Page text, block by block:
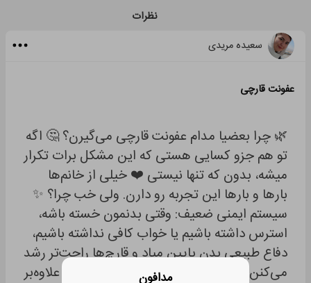
نظرات
سعیده مریدی
عفونت قارچی
🌿 چرا بعضیا مدام عفونت قارچی می‌گیرن؟ 🤔 اگه
تو هم جزو کسایی هستی که این مشکل برات تکرار
میشه، بدون که تنها نیستی ❤️ خیلی از خانم‌ها
بارها و بارها این تجربه رو دارن. ولی خب چرا؟ ✨
سیستم ایمنی ضعیف: وقتی بدنمون خسته باشه،
استرس داشته باشیم یا خواب کافی نداشته باشیم،
دفاع طبیعی بدن پایین میاد و قارچ‌ها راحت‌تر رشد
می‌کنن. ✨ مصرف آنتی‌بیوتیک: آنتی‌بیوتیکا علاوه‌بر
مدافون